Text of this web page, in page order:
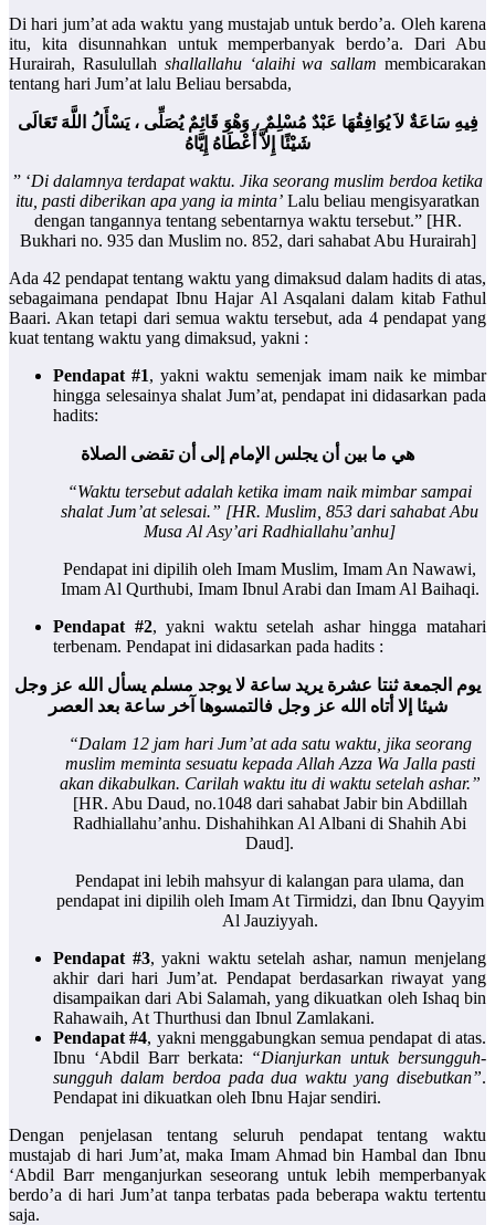
Di hari jum’at ada waktu yang mustajab untuk berdo’a. Oleh karena
itu, kita disunnahkan untuk memperbanyak berdo’a. Dari Abu
Hurairah, Rasulullah shallallahu ‘alaihi wa sallam membicarakan
tentang hari Jum’at lalu Beliau bersabda,
فِيهِ سَاعَةٌ لاَ يُوَافِقُهَا عَبْدٌ مُسْلِمٌ ، وَهْوَ قَائِمٌ يُصَلِّى ، يَسْأَلُ اللَّهَ تَعَالَى
شَيْئًا إِلاَّ أَعْطَاهُ إِيَّاهُ
” ‘Di dalamnya terdapat waktu. Jika seorang muslim berdoa ketika
itu, pasti diberikan apa yang ia minta’ Lalu beliau mengisyaratkan
dengan tangannya tentang sebentarnya waktu tersebut.” [HR.
Bukhari no. 935 dan Muslim no. 852, dari sahabat Abu Hurairah]
Ada 42 pendapat tentang waktu yang dimaksud dalam hadits di atas,
sebagaimana pendapat Ibnu Hajar Al Asqalani dalam kitab Fathul
Baari. Akan tetapi dari semua waktu tersebut, ada 4 pendapat yang
kuat tentang waktu yang dimaksud, yakni :
Pendapat #1, yakni waktu semenjak imam naik ke mimbar
hingga selesainya shalat Jum’at, pendapat ini didasarkan pada
hadits:
هي ما بين أن يجلس الإمام إلى أن تقضى الصلاة
“Waktu tersebut adalah ketika imam naik mimbar sampai
shalat Jum’at selesai.” [HR. Muslim, 853 dari sahabat Abu
Musa Al Asy’ari Radhiallahu’anhu]
Pendapat ini dipilih oleh Imam Muslim, Imam An Nawawi,
Imam Al Qurthubi, Imam Ibnul Arabi dan Imam Al Baihaqi.
Pendapat #2, yakni waktu setelah ashar hingga matahari
terbenam. Pendapat ini didasarkan pada hadits :
يوم الجمعة ثنتا عشرة يريد ساعة لا يوجد مسلم يسأل الله عز وجل
شيئا إلا أتاه الله عز وجل فالتمسوها آخر ساعة بعد العصر
“Dalam 12 jam hari Jum’at ada satu waktu, jika seorang
muslim meminta sesuatu kepada Allah Azza Wa Jalla pasti
akan dikabulkan. Carilah waktu itu di waktu setelah ashar.”
[HR. Abu Daud, no.1048 dari sahabat Jabir bin Abdillah
Radhiallahu’anhu. Dishahihkan Al Albani di Shahih Abi
Daud].
Pendapat ini lebih mahsyur di kalangan para ulama, dan
pendapat ini dipilih oleh Imam At Tirmidzi, dan Ibnu Qayyim
Al Jauziyyah.
Pendapat #3, yakni waktu setelah ashar, namun menjelang
akhir dari hari Jum’at. Pendapat berdasarkan riwayat yang
disampaikan dari Abi Salamah, yang dikuatkan oleh Ishaq bin
Rahawaih, At Thurthusi dan Ibnul Zamlakani.
Pendapat #4, yakni menggabungkan semua pendapat di atas.
Ibnu ‘Abdil Barr berkata: “Dianjurkan untuk bersungguh-
sungguh dalam berdoa pada dua waktu yang disebutkan”.
Pendapat ini dikuatkan oleh Ibnu Hajar sendiri.
Dengan penjelasan tentang seluruh pendapat tentang waktu
mustajab di hari Jum’at, maka Imam Ahmad bin Hambal dan Ibnu
‘Abdil Barr menganjurkan seseorang untuk lebih memperbanyak
berdo’a di hari Jum’at tanpa terbatas pada beberapa waktu tertentu
saja.